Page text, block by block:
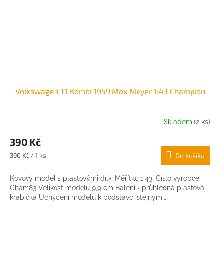
Volkswagen T1 Kombi 1959 Max Meyer 1:43 Champion
Skladem (2 ks)
390 Kč
Měrná
390 Kč / 1 ks Do košíku
Kovový model s plastovými díly. Měřítko 1:43. Číslo výrobce:
Cham83 Velikost modelu 9,9 cm Balení - průhledná plastová
krabička Uchycení modelu k podstavci stejným...